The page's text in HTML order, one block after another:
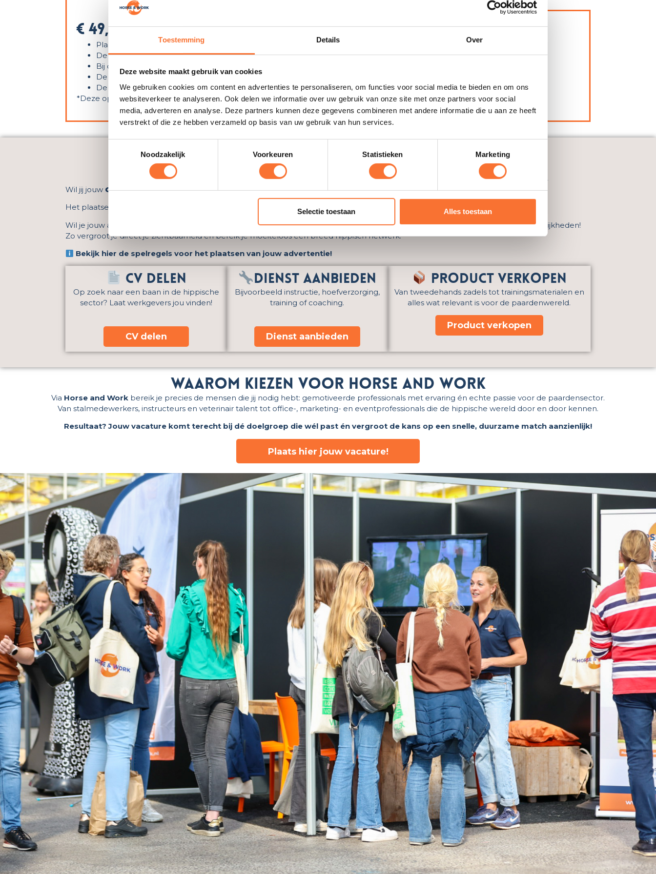
Toestemming Details Over
Deze website maakt gebruik van cookies
We gebruiken cookies om content en advertenties te personaliseren, om functies voor social media te bieden en om ons
websiteverkeer te analyseren. Ook delen we informatie over uw gebruik van onze site met onze partners voor social
media, adverteren en analyse. Deze partners kunnen deze gegevens combineren met andere informatie die u aan ze heeft
verstrekt of die ze hebben verzameld op basis van uw gebruik van hun services.
Noodzakelijk
Voorkeuren Statistieken Marketing
Selectie toestaan Alles toestaan
€ 49,00excl. BTW
Plaatsing van 1 vacature
De vacature staat maximaal 3 maanden online, tenzij de vacature eerder wordt gesloten door werkgever
Bij de vacature kan je een logo, meerdere foto’s en video’s plaatsen (video via een YouTube link)
De vacature wordt na betaling direct gepubliceerd
De vacature wordt kosteloos gedeeld op de social media kanalen van Horse and Work*
*Deze optie is te kiezen bij het aanmaken van de vacature!
CV, dienst of product aanbieden via horse and work
Wil jij jouw CV, dienst of productonder de aandacht brengen in de hippische sector? Dat kan nu eenvoudig via Horse and Work!
Het plaatsen van een advertentie is
Wil je jouw advertentie uitgelicht hebben op onze
social media kanalen, bekijk dan de onderstaande‘spelregels’voor de mogelijkheden!
Zo vergroot je direct je zichtbaarheid én bereik je moeiteloos een breed hippisch netwerk.
Bekijk hier de spelregels voor het plaatsen van jouw advertentie!
CV delen
Op zoek naar een baan in de hippische
sector? Laat werkgevers jou vinden!
CV delen
Dienst aanbieden
Bijvoorbeeld instructie, hoefverzorging,
training of coaching.
Dienst aanbieden
Product verkopen
Van tweedehands zadels tot trainingsmaterialen en
alles wat relevant is voor de paardenwereld.
Product verkopen
waarom kiezen voor horse and work
Via Horse and Work bereik je precies de mensen die jij nodig hebt: gemotiveerde professionals met ervaring én echte passie voor de paardensector.
Van stalmedewerkers, instructeurs en veterinair talent tot office-, marketing- en eventprofessionals die de hippische wereld door en door kennen.
Resultaat? Jouw vacature komt terecht bij dé doelgroep die wél past én vergroot de kans op een snelle, duurzame match aanzienlijk!
Plaats hier jouw vacature!